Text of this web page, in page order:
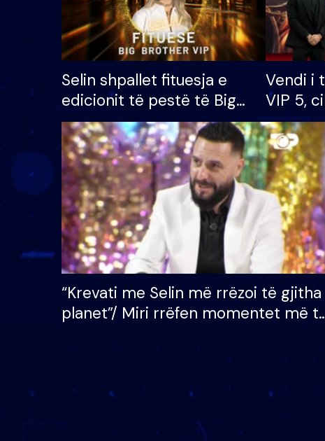
Selin shpallet fituesja e
edicionit të pestë të Big
Brother VIP, rrëmben
çmimin e madh prej 100
mijë eurosh
Vendi i
VIP 5,
radhës
“Krevati me Selin më rrëzoi të gjitha
planet”/ Miri rrëfen momentet më
mungojë zilja e mëngjesit kur…